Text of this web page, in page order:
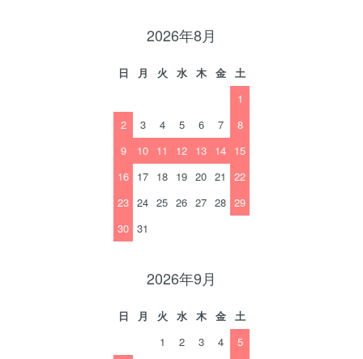
2026年8月
日 月 火 水 木 金
土
1
2
3 4 5 6 7
8
9
10 11 12 13 14 15
16 17 18 19 20 21
22
23 24 25 26 27 28 29
30 31
2026年9月
日 月 火 水 木 金
土
1
2 3 4
5